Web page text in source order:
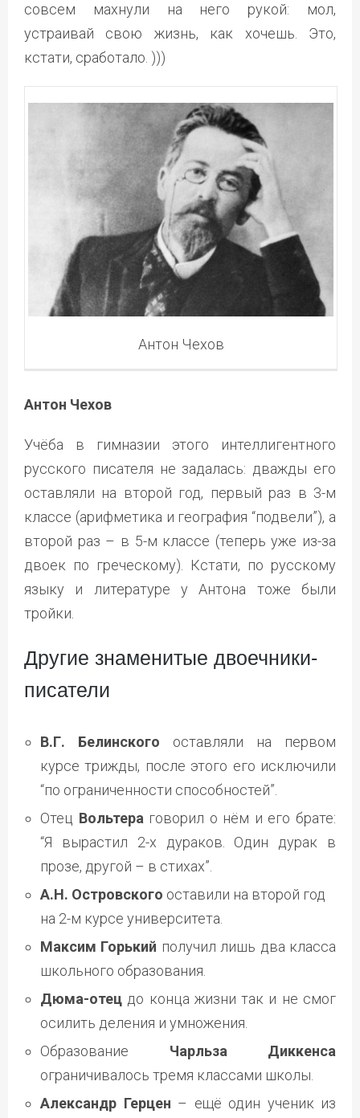
совсем махнули на него рукой: мол,
устраивай свою жизнь, как хочешь. Это,
кстати, сработало. )))
Антон Чехов
Антон Чехов
Учёба в гимназии этого интеллигентного
русского писателя не задалась: дважды его
оставляли на второй год, первый раз в 3-м
классе (арифметика и география “подвели”), а
второй раз – в 5-м классе (теперь уже из-за
двоек по греческому). Кстати, по русскому
языку и литературе у Антона тоже были
тройки.
Другие знаменитые двоечники-
писатели
В.Г. Белинского оставляли на первом
курсе трижды, после этого его исключили
“по ограниченности способностей”.
Отец Вольтера говорил о нём и его брате:
“Я вырастил 2-х дураков. Один дурак в
прозе, другой – в стихах”.
А.Н. Островского оставили на второй год
на 2-м курсе университета.
Максим Горький получил лишь два класса
школьного образования.
Дюма-отец до конца жизни так и не смог
осилить деления и умножения.
Образование Чарльза Диккенса
ограничивалось тремя классами школы.
Александр Герцен – ещё один ученик из